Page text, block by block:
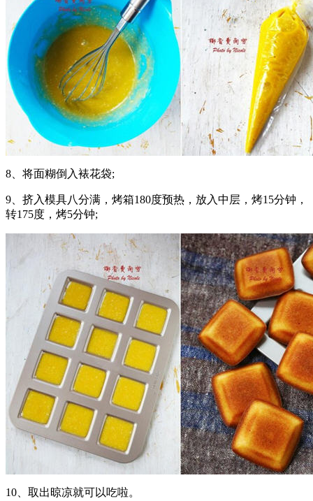
8、将面糊倒入裱花袋;
9、挤入模具八分满，烤箱180度预热，放入中层，烤15分钟，
转175度，烤5分钟;
10、取出晾凉就可以吃啦。